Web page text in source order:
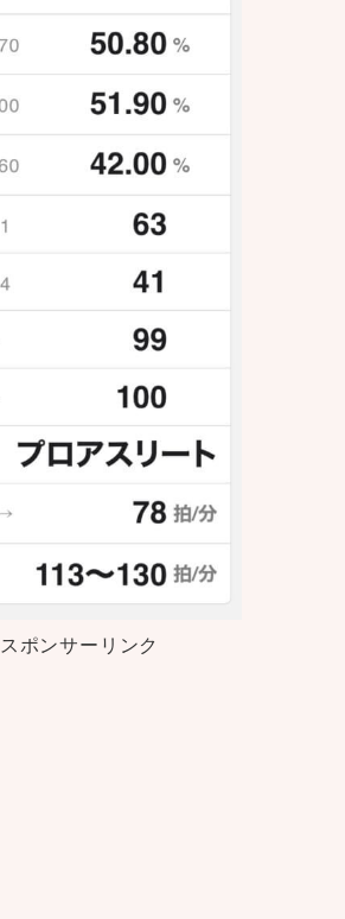
スポンサーリンク